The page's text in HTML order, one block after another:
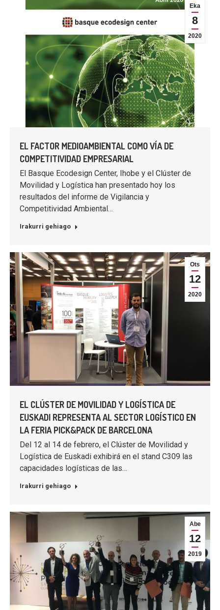
Eka
8
2020
EL FACTOR MEDIOAMBIENTAL COMO VÍA DE
COMPETITIVIDAD EMPRESARIAL
El Basque Ecodesign Center, Ihobe y el Clúster de
Movilidad y Logística han presentado hoy los
resultados del informe de Vigilancia y
Competitividad Ambiental…
Irakurri gehiago
Ots
12
2020
EL CLÚSTER DE MOVILIDAD Y LOGÍSTICA DE
EUSKADI REPRESENTA AL SECTOR LOGÍSTICO EN
LA FERIA PICK&PACK DE BARCELONA
Del 12 al 14 de febrero, el Clúster de Movilidad y
Logística de Euskadi exhibirá en el stand C309 las
capacidades logísticas de las…
Irakurri gehiago
Abe
12
2019